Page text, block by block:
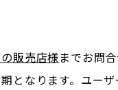
販売店様までお問
となります。ユー